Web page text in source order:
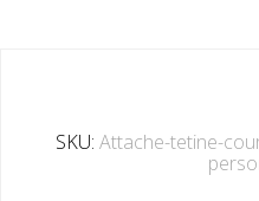
SKU: Attache-tetine-